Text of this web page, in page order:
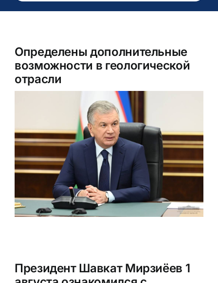
Наши отношения
Узбекистан
Определены дополнительные
возможности в геологической
отрасли
Президент Шавкат Мирзиёев 1